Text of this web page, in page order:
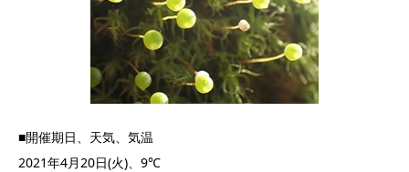
■開催期日、天気、気温
2021年4月20日(火)、9℃